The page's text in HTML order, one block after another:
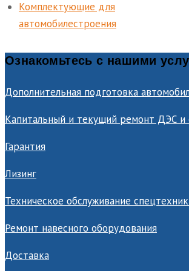
Комплектующие для
автомобилестроения
Ознакомьтесь с нашими
Дополнительная подготовка
Капитальный и текущий ремонт ДЭС и
Гарантия
Лизинг
Техническое обслуживание
Ремонт навесного оборудования
Доставка